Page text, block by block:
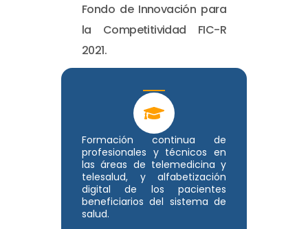
Formación continua de
profesionales y técnicos en
las áreas de telemedicina y
telesalud, y alfabetización
digital de los pacientes
beneficiarios del sistema de
salud.
Fondo de Innovación para
la Competitividad FIC-R
2021.